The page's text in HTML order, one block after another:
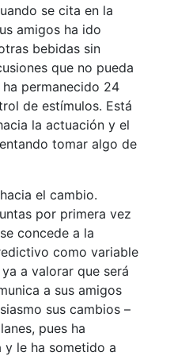
se cita en la
amigos ha ido
bebidas sin
que no pueda
permanecido 24
de estímulos. Está
la actuación y el
tomar algo de
el cambio.
por primera vez
concede a la
como variable
a valorar que será
a sus amigos
sus cambios –
pues ha
y le ha sometido a